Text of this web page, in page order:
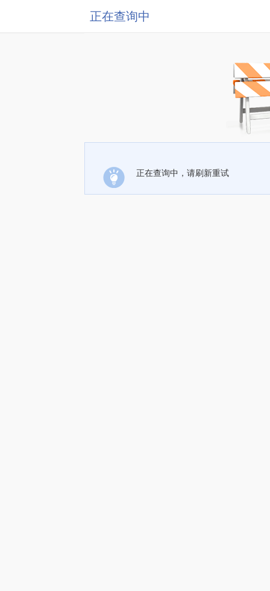
正在查询中
正在查询中，请刷新重试